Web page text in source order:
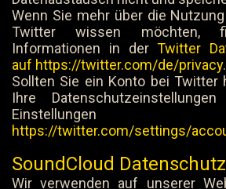
Wenn Sie mehr über die
Twitter wissen möchten,
Informationen in derTwitter
auf https://twitter.com/de/privacy.
Sollten Sie ein Konto bei Twitter
Ihre
https://twitter.com/settings/
SoundCloud
Wir verwenden auf unserer